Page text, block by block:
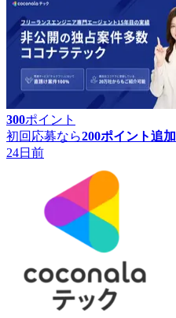
300ポイント
初回応募なら200ポイント追加
24日前